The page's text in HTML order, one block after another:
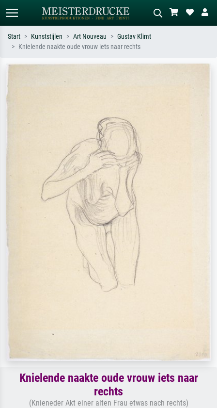
Monet, Sterrennacht, impressionisme,
Start Kunststijlen Art Nouveau
Gustav Klimt
Knielende naakte oude vrouw iets naar rechts
Knielende naakte oude vrouw iets naar
rechts
(Knieneder Akt einer alten Frau etwas nach rechts)